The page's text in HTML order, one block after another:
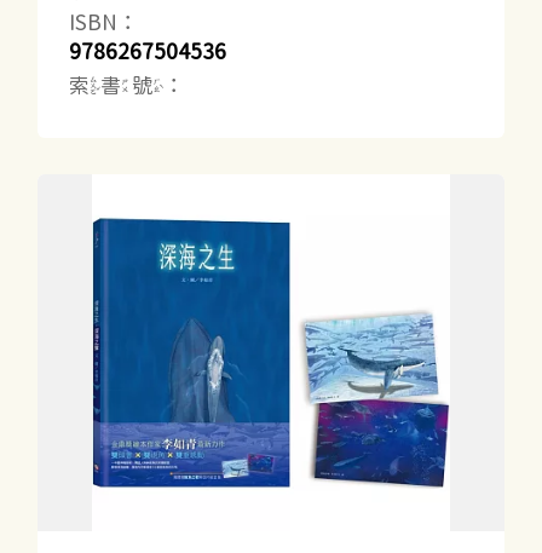
ISBN：
9786267504536
索書號：